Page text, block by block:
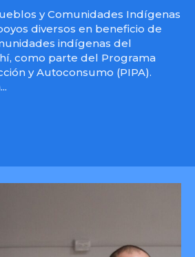
y Comunidades Indígenas
diversos en beneficio de
indígenas del
como parte del Programa
y Autoconsumo (PIPA).